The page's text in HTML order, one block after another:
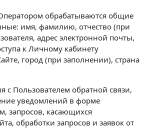
обрабатываются общие
имя, фамилию, отчество (при
адрес электронной почты,
к Личному кабинету
город (при заполнении), страна
с Пользователем обратной связи,
уведомлений в форме
запросов, касающихся
обработки запросов и заявок от